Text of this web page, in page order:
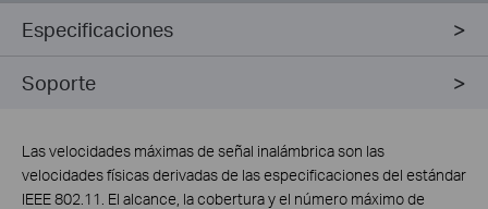
Especificaciones
Soporte
Las velocidades máximas de señal inalámbrica son las
velocidades físicas derivadas de las especificaciones del estándar
IEEE 802.11. El alcance, la cobertura y el número máximo de